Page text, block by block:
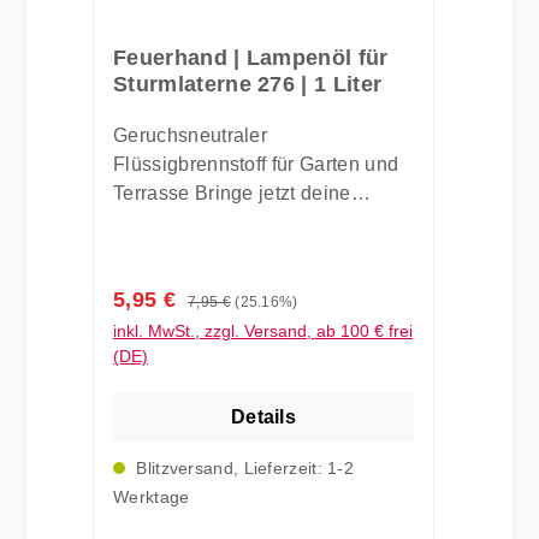
Feuerhand | Lampenöl für
Sturmlaterne 276 | 1 Liter
Geruchsneutraler
Flüssigbrennstoff für Garten und
Terrasse Bringe jetzt deine
erhältst du einen hochwertigen,
farblosen Flüssigbrennstoff, der
für eine geruchs- und rußarme
Feuerhand Sturmlaternen sorgt.
besonders durch seine hohe
Brennstoffreinheit aus und eignet
Verkaufspreis:
5,95 € Regulärer Preis:
7,95 € (25.16%)
inkl. MwSt., zzgl. Versand, ab 100 € frei
(DE)
Details
Blitzversand, Lieferzeit: 1-2
Werktage